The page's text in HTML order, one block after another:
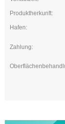
Produktherkunft:
Hafen:
Zahlung: